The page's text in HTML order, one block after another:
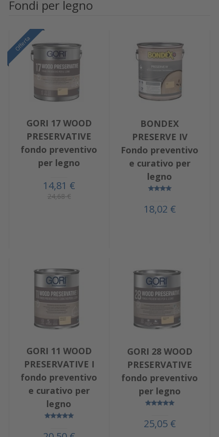
Fondi per legno
Offerta
GORI 17 WOOD
PRESERVATIVE
fondo preventivo
per legno
14,81 €
24,68 €
BONDEX
PRESERVE IV
Fondo preventivo
e curativo per
legno
18,02 €
GORI 11 WOOD
PRESERVATIVE I
fondo preventivo
e curativo per
legno
GORI 28 WOOD
PRESERVATIVE
fondo preventivo
per legno
25,05 €